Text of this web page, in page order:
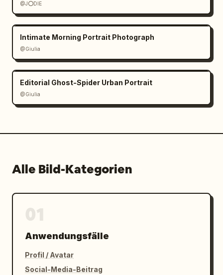
@J⭕DIE
Intimate Morning Portrait Photograph
@Giulia
Editorial Ghost-Spider Urban Portrait
@Giulia
Alle Bild-Kategorien
Anwendungsfälle
Profil / Avatar
Social-Media-Beitrag